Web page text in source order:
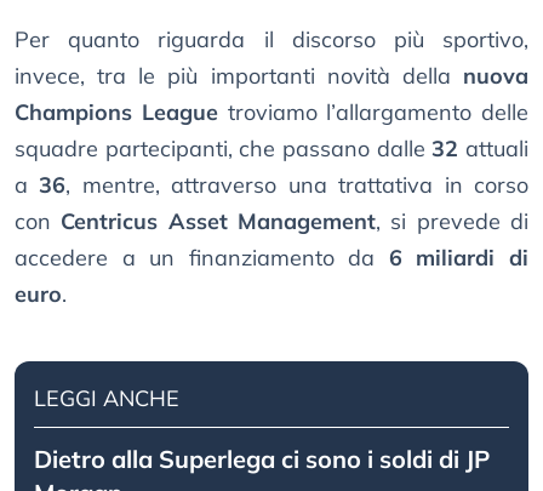
Per quanto riguarda il discorso più sportivo,
invece, tra le più importanti novità della nuova
Champions Leaguetroviamo l’allargamento delle
squadre partecipanti, che passano dalle32 attuali
a36, mentre, attraverso una trattativa in corso
con Centricus Asset Management, si prevede di
accedere a un finanziamento da 6 miliardi di
euro.
LEGGI ANCHE
Dietro alla Superlega ci sono i soldi di JP